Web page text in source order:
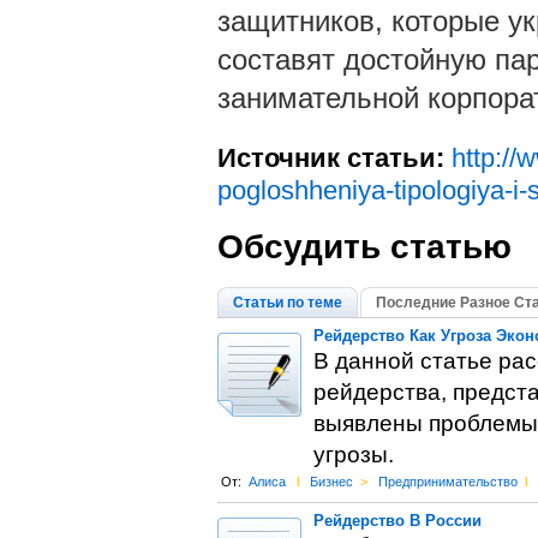
защитников, которые
составят достойную
занимательной
Источник статьи: http://
pogloshheniya-tipologiya-
Обсудить статью
Статьи по теме Последние Разное
Рейдерство Как Угроза
В данной статье
рейдерства,
выявлены проблемы
угрозы.
От: Алиса l Бизнес > Предпринимательство l
Рейдерство В России